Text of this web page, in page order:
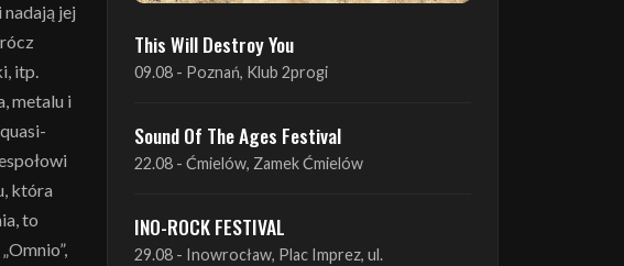
jej
itp.
metalu i
która
to
Sound Of The Ages Festival
22.08 - Ćmielów, Zamek Ćmielów
INO-ROCK FESTIVAL
29.08 - Inowrocław, Plac Imprez, ul.
ProgRockFest 2026